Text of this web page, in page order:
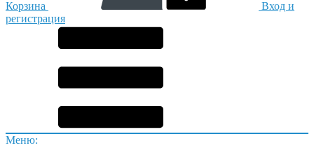
Корзина
Вход и
регистрация
Меню: